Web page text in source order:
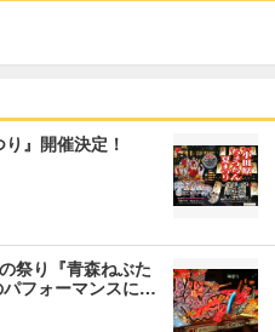
』開催決定！
祭り『青森ねぶた
フォーマンスに…